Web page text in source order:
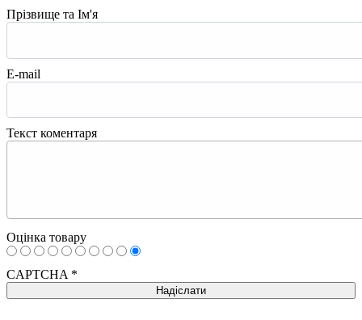
Прізвище та Ім'я
E-mail
Текст коментаря
Оцінка товару
CAPTCHA *